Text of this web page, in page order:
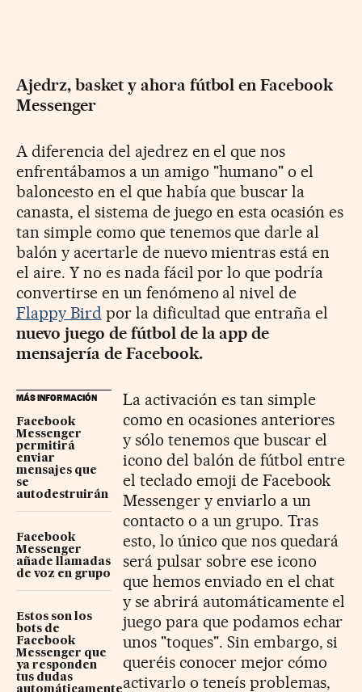
Ajedrz, basket y ahora fútbol en Facebook
Messenger
A diferencia del ajedrez en el que nos
enfrentábamos a un amigo "humano" o el
baloncesto en el que había que buscar la
canasta, el sistema de juego en esta ocasión es
tan simple como que tenemos que darle al
balón y acertarle de nuevo mientras está en
el aire. Y no es nada fácil por lo que podría
convertirse en un fenómeno al nivel de
Flappy Birdpor la dificultad que entraña el
nuevo juego de fútbol de la app de
mensajería de Facebook.
MÁS INFORMACIÓN
Facebook
Messenger
permitirá
enviar
mensajes que
se
autodestruirán
Facebook
Messenger
añade llamadas
de voz en grupo
Estos son los
bots de
Facebook
Messenger que
ya responden
tus dudas
La activación es tan simple
como en ocasiones anteriores
y sólo tenemos que buscar el
icono del balón de fútbol entre
el teclado emoji de Facebook
Messenger y enviarlo a un
contacto o a un grupo. Tras
esto, lo único que nos quedará
será pulsar sobre ese icono
que hemos enviado en el chat
y se abrirá automáticamente el
juego para que podamos echar
unos "toques". Sin embargo, si
queréis conocer mejor cómo
activarlo o teneís problemas,